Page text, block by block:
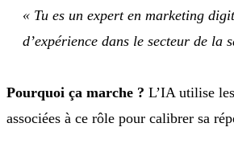
« Tu es un expert en marketing
d’expérience dans le secteur de la
Pourquoi ça marche ? L’IA utilise
associées à ce rôle pour calibrer sa